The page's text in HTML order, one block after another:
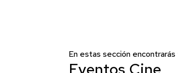
En estas sección
Eventos Cine